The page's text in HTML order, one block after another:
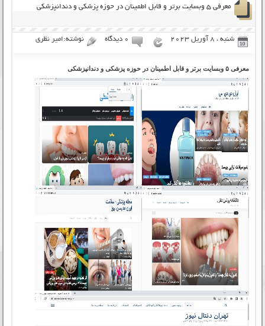
معرفی ۵ وبسایت برتر و قابل اطمینان در حوزه پزشکی و دندانپزشکی
شنبه ، 8 آوریل 2023 ۰ دیدگاه نوشته:امیر نظری
معرفی ۵ وبسایت برتر و قابل اطمینان در حوزه پزشکی و دندانپزشکی